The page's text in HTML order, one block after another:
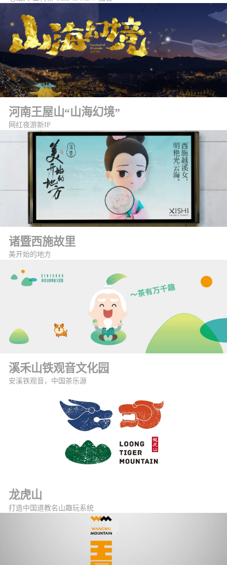
河南王屋山“山海幻境”
网红夜游新IP
诸暨西施故里
美开始的地方
溪禾山铁观音文化园
安溪铁观音，中国茶乐源
龙虎山
打造中国道教名山趣玩系统